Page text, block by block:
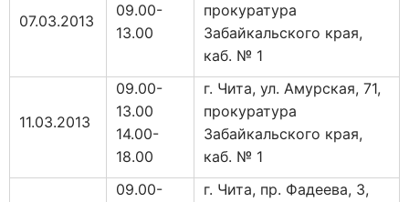
07.03.2013
09.00-
13.00
прокуратура
Забайкальского края,
каб. № 1
11.03.2013
09.00-
13.00
14.00-
18.00
г. Чита, ул. Амурская, 71,
прокуратура
Забайкальского края,
каб. № 1
09.00-
г. Чита, пр. Фадеева, 3,